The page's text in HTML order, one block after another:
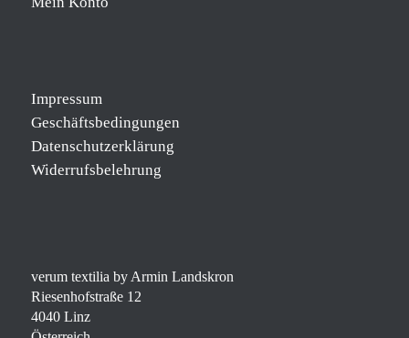
Impressum
Geschäftsbedingungen
Datenschutzerklärung
Widerrufsbelehrung
verum textilia by Armin Landskron
Riesenhofstraße 12
4040 Linz